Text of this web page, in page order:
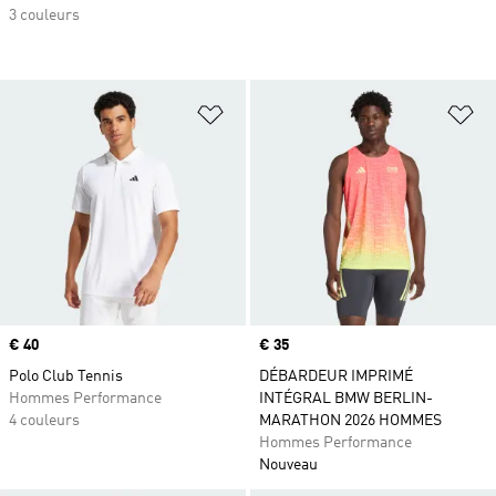
Ajouter à la Liste de produits
Prix
€ 40
Polo Club Tennis
Hommes Performance
4 couleurs
Prix
€ 35
DÉBARDEUR IMPRIMÉ
INTÉGRAL BMW BERLIN-
MARATHON 2026 HOMMES
Hommes Performance
Nouveau
3 couleurs